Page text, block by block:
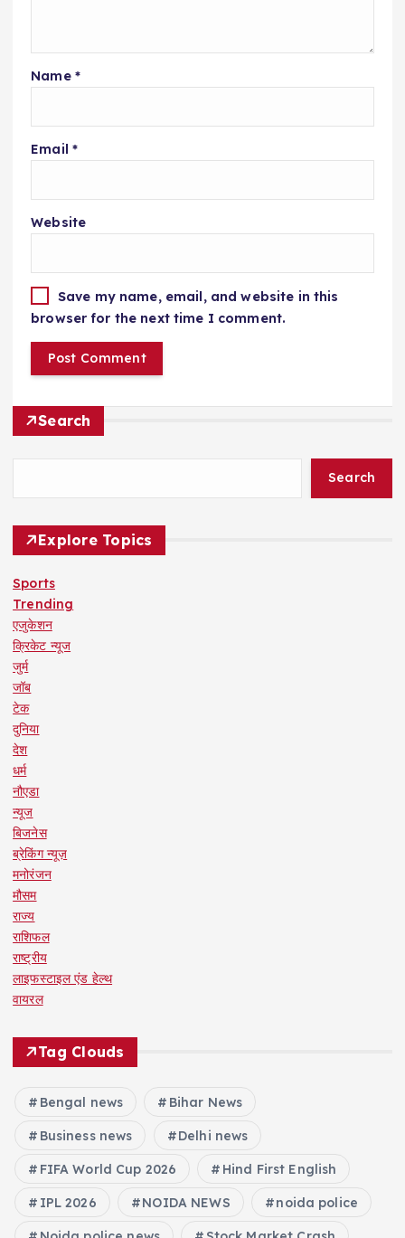
Name *
Email *
Website
Save my name, email, and website in this
browser for the next time I comment.
Search
Search
Explore Topics
Sports
Trending
एजुकेशन
क्रिकेट न्यूज
जुर्म
जॉब
टेक
दुनिया
देश
धर्म
नौएडा
न्यूज
बिजनेस
ब्रेकिंग न्यूज़
मनोरंजन
मौसम
राज्य
राशिफल
राष्ट्रीय
लाइफस्टाइल एंड हेल्थ
वायरल
Tag Clouds
Bengal news Bihar News
Business news Delhi news
FIFA World Cup 2026 Hind First English
IPL 2026 NOIDA NEWS noida police